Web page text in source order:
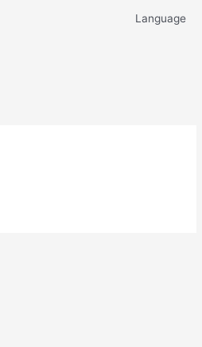
Language